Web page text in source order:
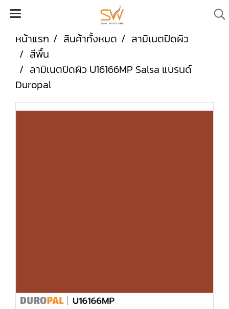
หน้าแรก สินค้าทั้งหมด
ลามิเนตปิดผิว
สีพื้น
ลามิเนตปิดผิว U16166MP Salsa แบรนด์
Duropal